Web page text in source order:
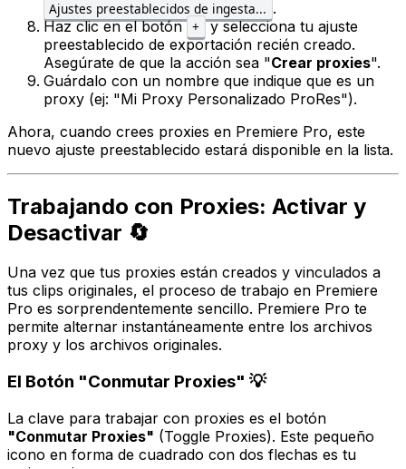
Ajustes preestablecidos de ingesta... .
Haz clic en el botón + y selecciona tu ajuste
preestablecido de exportación recién creado.
Asegúrate de que la acción sea "Crear proxies".
Guárdalo con un nombre que indique que es un
proxy (ej: "Mi Proxy Personalizado ProRes").
Ahora, cuando crees proxies en Premiere Pro, este
nuevo ajuste preestablecido estará disponible en la lista.
Trabajando con Proxies: Activar y
Desactivar 🔄
Una vez que tus proxies están creados y vinculados a
tus clips originales, el proceso de trabajo en Premiere
Pro es sorprendentemente sencillo. Premiere Pro te
permite alternar instantáneamente entre los archivos
proxy y los archivos originales.
El Botón "Conmutar Proxies" 💡
La clave para trabajar con proxies es el botón
"Conmutar Proxies" (Toggle Proxies). Este pequeño
icono en forma de cuadrado con dos flechas es tu